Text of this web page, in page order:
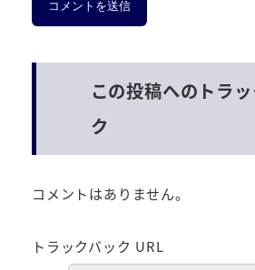
この投稿へのトラ
ク
コメントはありません。
トラックバック URL